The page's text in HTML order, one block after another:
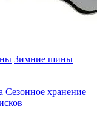
Зимние шины
Сезонное хранение